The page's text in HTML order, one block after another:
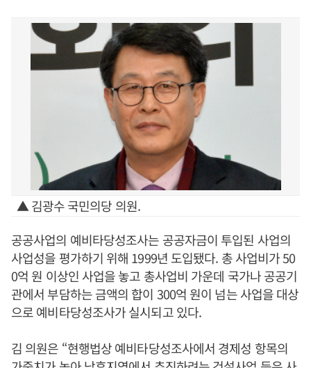
▲ 김광수 국민의당 의원.
공공사업의 예비타당성조사는 공공자금이 투입된 사업의
사업성을 평가하기 위해 1999년 도입됐다. 총 사업비가 50
0억 원 이상인 사업을 놓고 총사업비 가운데 국가나 공공기
관에서 부담하는 금액의 합이 300억 원이 넘는 사업을 대상
으로 예비타당성조사가 실시되고 있다.
김 의원은 “현행법상 예비타당성조사에서 경제성 항목의